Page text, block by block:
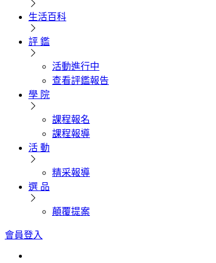
生活百科
評 鑑
活動進行中
查看評鑑報告
學 院
課程報名
課程報導
活 動
精采報導
選 品
顛覆提案
會員登入